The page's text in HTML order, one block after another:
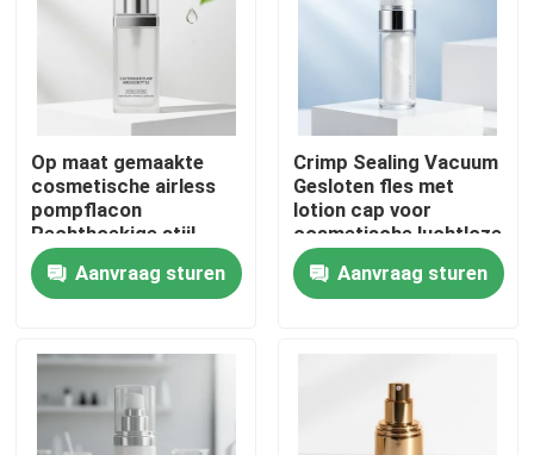
Producten
Over ons
Fabrieksreis
Op maat gemaakte
cosmetische airless
pompflacon
Rechthoekige stijl
ISO9001
gecertificeerd voor
serums, lotions en
Aanvraag sturen
Crimp Sealing Vacuum
Gesloten fles met
lotion cap voor
cosmetische luchtloze
pomp verpakking
Aanvraag sturen